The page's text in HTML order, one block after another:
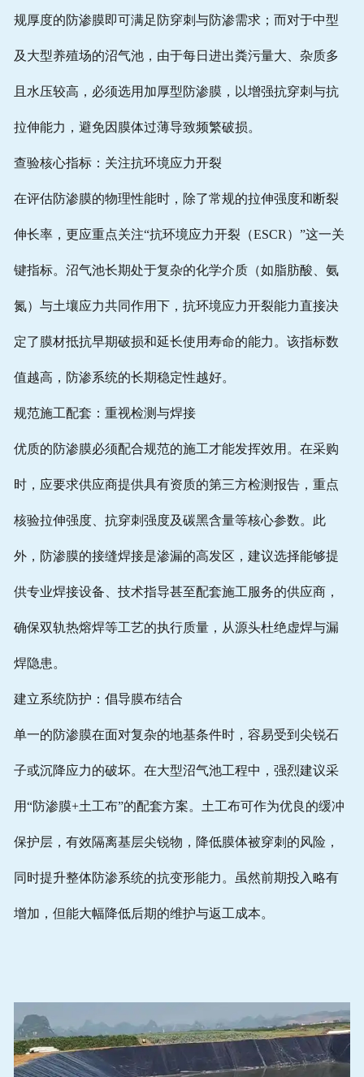
规厚度的防渗膜即可满足防穿刺与防渗需求；而对于中型
及大型养殖场的沼气池，由于每日进出粪污量大、杂质多
且水压较高，必须选用加厚型防渗膜，以增强抗穿刺与抗
拉伸能力，避免因膜体过薄导致频繁破损。
查验核心指标：关注抗环境应力开裂
在评估防渗膜的物理性能时，除了常规的拉伸强度和断裂
伸长率，更应重点关注“抗环境应力开裂（ESCR）”这一关
键指标。沼气池长期处于复杂的化学介质（如脂肪酸、氨
氮）与土壤应力共同作用下，抗环境应力开裂能力直接决
定了膜材抵抗早期破损和延长使用寿命的能力。该指标数
值越高，防渗系统的长期稳定性越好。
规范施工配套：重视检测与焊接
优质的防渗膜必须配合规范的施工才能发挥效用。在采购
时，应要求供应商提供具有资质的第三方检测报告，重点
核验拉伸强度、抗穿刺强度及碳黑含量等核心参数。此
外，防渗膜的接缝焊接是渗漏的高发区，建议选择能够提
供专业焊接设备、技术指导甚至配套施工服务的供应商，
确保双轨热熔焊等工艺的执行质量，从源头杜绝虚焊与漏
焊隐患。
建立系统防护：倡导膜布结合
单一的防渗膜在面对复杂的地基条件时，容易受到尖锐石
子或沉降应力的破坏。在大型沼气池工程中，强烈建议采
用“防渗膜+土工布”的配套方案。土工布可作为优良的缓冲
保护层，有效隔离基层尖锐物，降低膜体被穿刺的风险，
同时提升整体防渗系统的抗变形能力。虽然前期投入略有
增加，但能大幅降低后期的维护与返工成本。